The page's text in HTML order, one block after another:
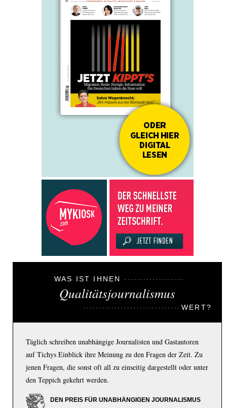
WAS IST IHNEN
Qualitätsjournalismus
WERT?
Täglich schreiben unabhängige Journalisten und Gastautoren
auf Tichys Einblick ihre Meinung zu den Fragen der Zeit. Zu
jenen Fragen, die sonst oft all zu einseitig dargestellt oder unter
den Teppich gekehrt werden.
DEN PREIS FÜR UNABHÄNGIGEN JOURNALISMUS